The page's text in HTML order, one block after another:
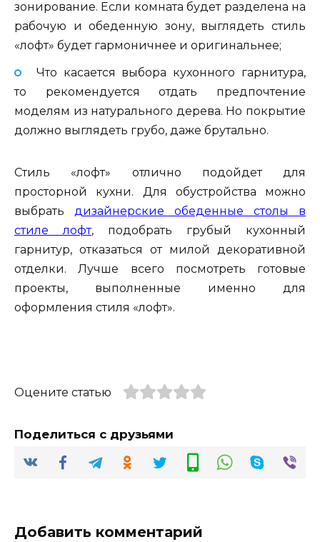
зонирование. Если комната будет разделена на
рабочую и обеденную зону, выглядеть стиль
«лофт» будет гармоничнее и оригинальнее;
Что касается выбора кухонного гарнитура,
то рекомендуется отдать предпочтение
моделям из натурального дерева. Но покрытие
должно выглядеть грубо, даже брутально.
Стиль «лофт» отлично подойдет для
просторной кухни. Для обустройства можно
выбрать дизайнерские обеденные столы в
стиле лофт, подобрать грубый кухонный
гарнитур, отказаться от милой декоративной
отделки. Лучше всего посмотреть готовые
проекты, выполненные именно для
оформления стиля «лофт».
Оцените статью
Поделиться с друзьями
Добавить комментарий